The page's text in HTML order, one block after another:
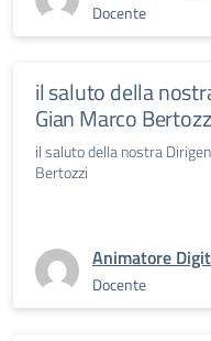
Docente
il saluto della
Gian Marco
il saluto della nostra
Bertozzi
Animatore
Docente